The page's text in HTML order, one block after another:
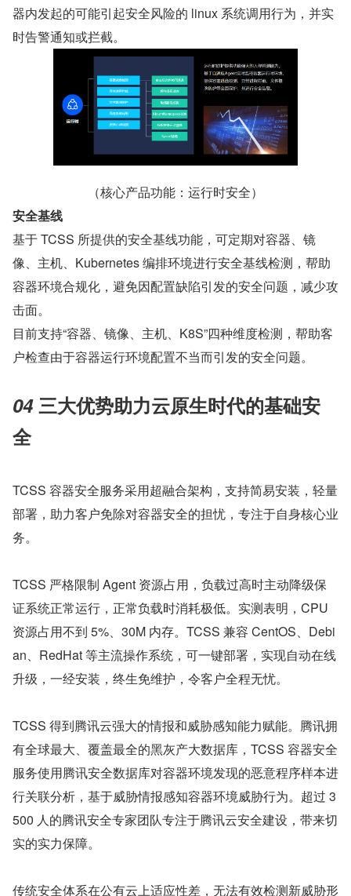
器内发起的可能引起安全风险的 linux 系统调用行为，并实
时告警通知或拦截。
（核心产品功能：运行时安全）
安全基线
基于 TCSS 所提供的安全基线功能，可定期对容器、镜
像、主机、Kubernetes 编排环境进行安全基线检测，帮助
容器环境合规化，避免因配置缺陷引发的安全问题，减少攻
击面。
目前支持“容器、镜像、主机、K8S”四种维度检测，帮助客
户检查由于容器运行环境配置不当而引发的安全问题。
04 三大优势助力云原生时代的基础安
全
TCSS 容器安全服务采用超融合架构，支持简易安装，轻量
部署，助力客户免除对容器安全的担忧，专注于自身核心业
务。
TCSS 严格限制 Agent 资源占用，负载过高时主动降级保
证系统正常运行，正常负载时消耗极低。实测表明，CPU
资源占用不到 5%、30M 内存。TCSS 兼容 CentOS、Debi
an、RedHat 等主流操作系统，可一键部署，实现自动在线
升级，一经安装，终生免维护，令客户全程无忧。
TCSS 得到腾讯云强大的情报和威胁感知能力赋能。腾讯拥
有全球最大、覆盖最全的黑灰产大数据库，TCSS 容器安全
服务使用腾讯安全数据库对容器环境发现的恶意程序样本进
行关联分析，基于威胁情报感知容器环境威胁行为。超过 3
500 人的腾讯安全专家团队专注于腾讯云安全建设，带来切
实的实力保障。
传统安全体系在公有云上适应性差，无法有效检测新威胁形